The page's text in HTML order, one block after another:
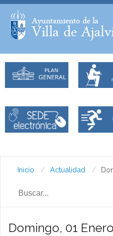
Inicio Actualidad
Domingo, 01